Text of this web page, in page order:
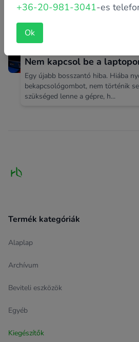
Nem kapcsol be a
Egy újabb bosszantó hiba. Hiába
bekapcsológombot, nem történik
szükséged lenne a gépre, h...
Termék kategóriák
Alaplap
Archívum
Beviteli eszközök
Egyéb
Kiegészítők
+36-20-981-3041-es
Ok